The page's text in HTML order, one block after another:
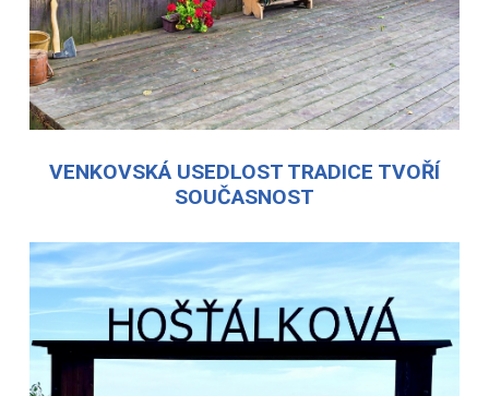
VENKOVSKÁ USEDLOST TRADICE TVOŘÍ
SOUČASNOST